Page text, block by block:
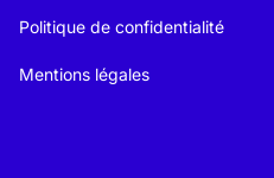
Politique de confidentialité
Mentions légales